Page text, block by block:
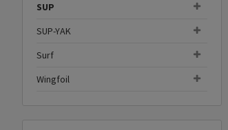
SUP
SUP-YAK
Surf
Wingfoil